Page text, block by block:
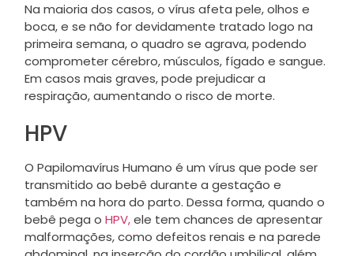
Na maioria dos casos, o vírus afeta pele, olhos e
boca, e se não for devidamente tratado logo na
primeira semana, o quadro se agrava, podendo
comprometer cérebro, músculos, fígado e sangue.
Em casos mais graves, pode prejudicar a
respiração, aumentando o risco de morte.
HPV
O Papilomavírus Humano é um vírus que pode ser
transmitido ao bebê durante a gestação e
também na hora do parto. Dessa forma, quando o
bebê pega o HPV,ele tem chances de apresentar
malformações, como defeitos renais e na parede